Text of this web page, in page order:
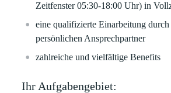
Zeitfenster 05:30-18:00 Uhr) in
eine qualifizierte Einarbeitung durch
persönlichen Ansprechpartner
zahlreiche und vielfältigeBenefits
Ihr Aufgabengebiet: